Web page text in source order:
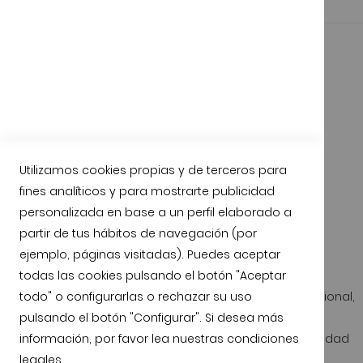
Garantía de Calidad
Compromiso de satisfacción
Todos nuestros animales son criados de forma tradicional,
en libertad y con piensos naturales.
Calidad certificada durante todo el proceso y trazabilidad
Utilizamos cookies propias y de terceros para
fines analíticos y para mostrarte publicidad
personalizada en base a un perfil elaborado a
partir de tus hábitos de navegación (por
ejemplo, páginas visitadas). Puedes aceptar
todas las cookies pulsando el botón "Aceptar
todo" o configurarlas o rechazar su uso
pulsando el botón "Configurar". Si desea más
información, por favor lea nuestras condiciones
legales